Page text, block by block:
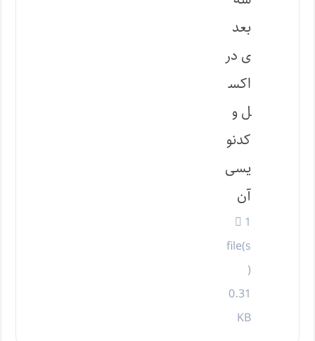
بعد
ی در
اکس
ل و
کدنو
یسی
آن
1
file(s
)
0.31
KB